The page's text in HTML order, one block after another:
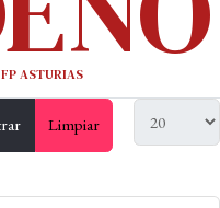
ASTURIAS
Limpiar